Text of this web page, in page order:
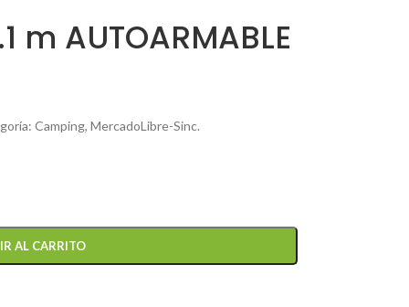
m AUTOARMABLE
Camping, MercadoLibre-Sinc.
AL CARRITO